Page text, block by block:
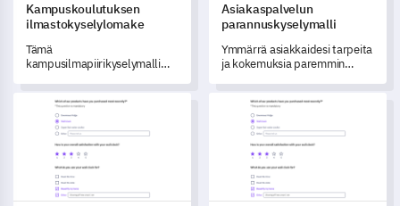
Kampuskoulutuksen
ilmastokyselylomake
Tämä
kampusilmapiirikyselymalli
kokemusten kattavan
arvioimisen, mikä auttaa
luomaan huolehtivan ja
osallistavan
kampusympäristön.
Asiakaspalvelun
parannuskyselymalli
Ymmärrä asiakkaidesi tarpeita
ja kokemuksia paremmin
parantamispollin mukaan.
Kesslerin psykologisen kärsimyksen asteikko (K6) -kyselymalli
Alkoholiarviointikyselymalli